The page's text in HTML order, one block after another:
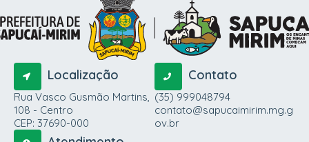
Localização
Rua Vasco Gusmão Martins,
108 - Centro
CEP: 37690-000
Contato
(35) 999048794
contato@sapucaimirim.mg.g
ov.br